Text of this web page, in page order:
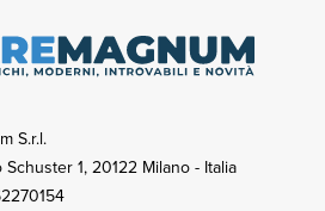
S.r.l.
1, 20122 Milano - Italia